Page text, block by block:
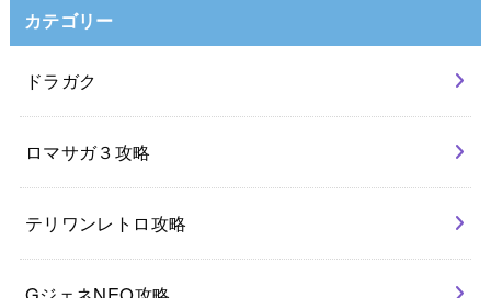
カテゴリー
ドラガク
ロマサガ３攻略
テリワンレトロ攻略